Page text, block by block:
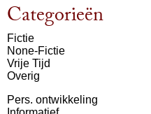
Categorieën
Fictie
None-Fictie
Vrije Tijd
Overig
Pers. ontwikkeling